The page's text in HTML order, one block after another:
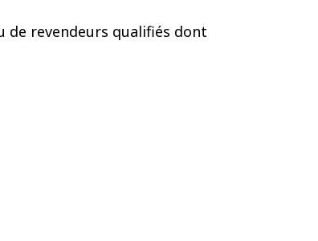
de revendeurs qualifiés dont